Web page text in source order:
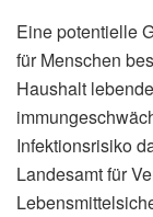
Eine potentielle
für Menschen
Haushalt
Infektionsrisiko
Landesamt für